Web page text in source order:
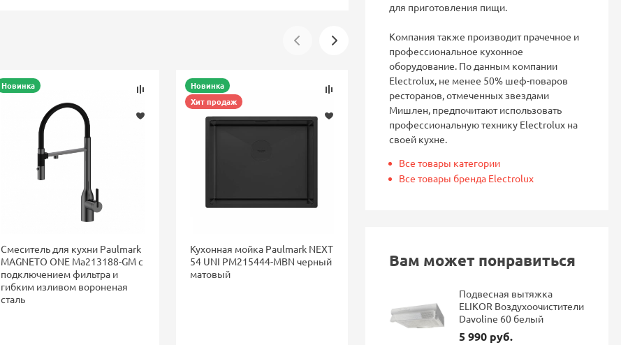
Новинка
Смеситель для кухни Paulmark
MAGNETO ONE Ma213188-GM с
подключением фильтра и
гибким изливом вороненая
сталь
Новинка
Хит продаж
Кухонная мойка Paulmark NEXT
54 UNI PM215444-MBN черный
матовый
Скидка
-16%
LANORA-F монтаж перед
46 084 руб.
FONTAS II
для приготовления пищи.
Компания также производит прачечное и
профессиональное кухонное
оборудование. По данным компании
Electrolux, не менее 50% шеф-поваров
ресторанов, отмеченных звездами
Мишлен, предпочитают использовать
профессиональную технику Electrolux на
своей кухне.
Все товары категории
Все товары бренда Electrolux
Вам может понравиться
Подвесная вытяжка
ELIKOR Воздухоочистители
Davoline 60 белый
5 990 руб.